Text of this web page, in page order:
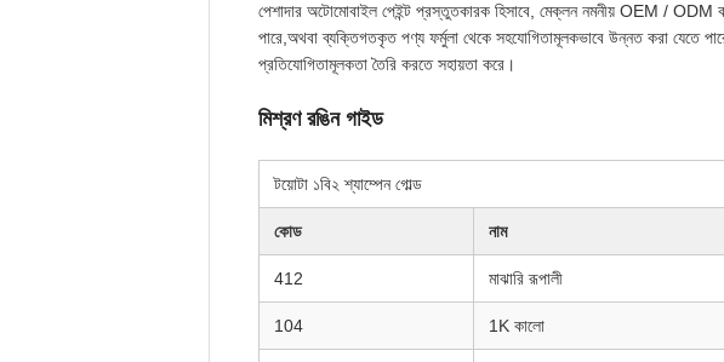
পেশাদার অটোমোবাইল পেইন্ট প্রস্তুতকারক হিসাবে, মেক্লন নমনীয় OEM / ODM
পারে,অথবা ব্যক্তিগতকৃত পণ্য ফর্মুলা থেকে সহযোগিতামূলকভাবে উন্নত করা যেতে
প্রতিযোগিতামূলকতা তৈরি করতে সহায়তা করে।
মিশ্রণ রঙিন গাইড
টয়োটা ১বি২ শ্যাম্পেন গোল্ড
কোড নাম
412 মাঝারি রূপালী
104 1K কালো